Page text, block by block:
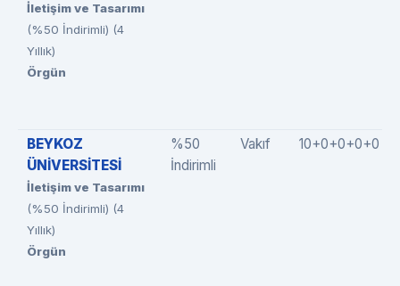
İletişim ve Tasarımı
(%50 İndirimli) (4
Yıllık)
Örgün
BEYKOZ
ÜNİVERSİTESİ
İletişim ve Tasarımı
(%50 İndirimli) (4
Yıllık)
Örgün
%50
İndirimli
Vakıf 10+0+0+0+0